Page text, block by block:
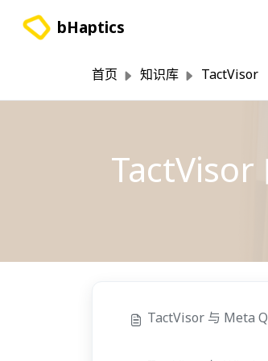
bHaptics
首页 知识库 TactVisor
TactVisor
TactVisor 与 Meta